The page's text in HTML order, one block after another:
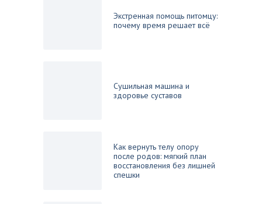
Экстренная помощь питомцу:
почему время решает всё
Сушильная машина и
здоровье суставов
Как вернуть телу опору
после родов: мягкий план
восстановления без лишней
спешки